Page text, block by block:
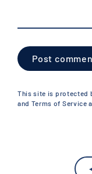
Post
comment
This site is protected
and Terms of Service